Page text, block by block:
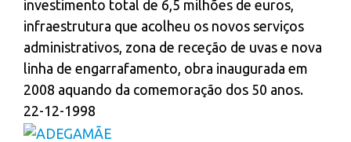
investimento total de 6,5 milhões de euros,
infraestrutura que acolheu os novos serviços
administrativos, zona de receção de uvas e nova
linha de engarrafamento, obra inaugurada em
2008 aquando da comemoração dos 50 anos.
22-12-1998